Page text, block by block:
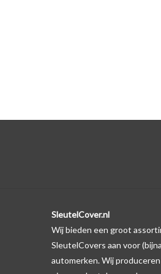
SleutelCover.nl
Wij bieden een groot
SleutelCovers aan voor
automerken. Wij